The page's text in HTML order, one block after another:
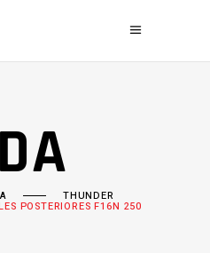
THUNDER
POSTERIORES F16N 250